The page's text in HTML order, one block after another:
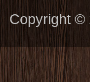
Copyright ©